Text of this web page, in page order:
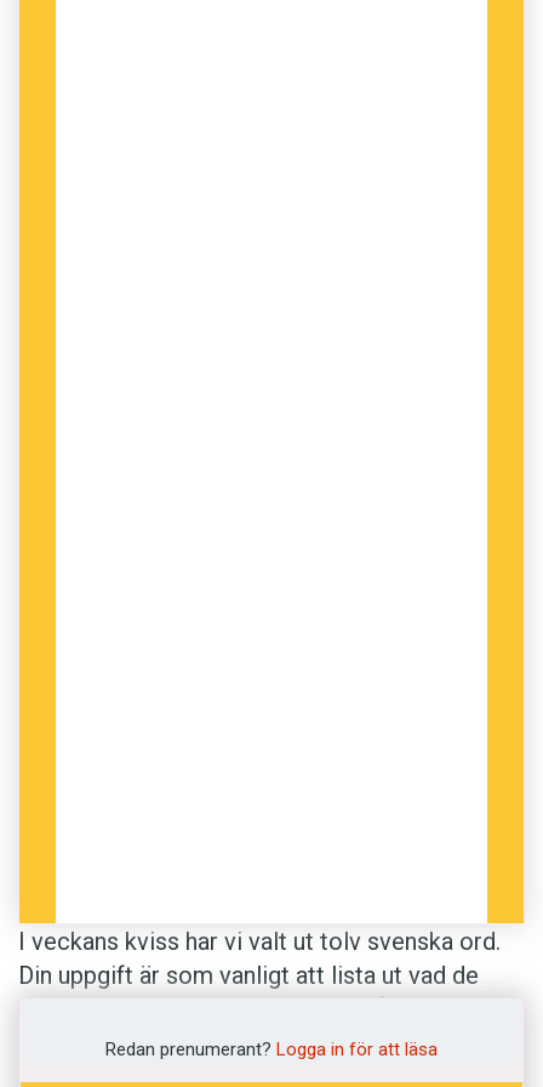
I veckans kviss har vi valt ut tolv svenska ord.
Din uppgift är som vanligt att lista ut vad de
Akademiens ordlista. Lycka till!
Redan prenumerant? Logga in för att läsa